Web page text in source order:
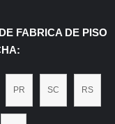
FABRICA DE PISO
PR SC RS